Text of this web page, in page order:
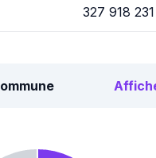
327 918